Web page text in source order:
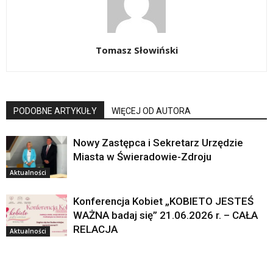
Tomasz Słowiński
PODOBNE ARTYKUŁY WIĘCEJ OD AUTORA
Aktualności
Nowy Zastępca i Sekretarz Urzędzie
Miasta w Świeradowie-Zdroju
Aktualności
Konferencja Kobiet „KOBIETO JESTEŚ
WAŻNA badaj się” 21.06.2026 r. – CAŁA
RELACJA